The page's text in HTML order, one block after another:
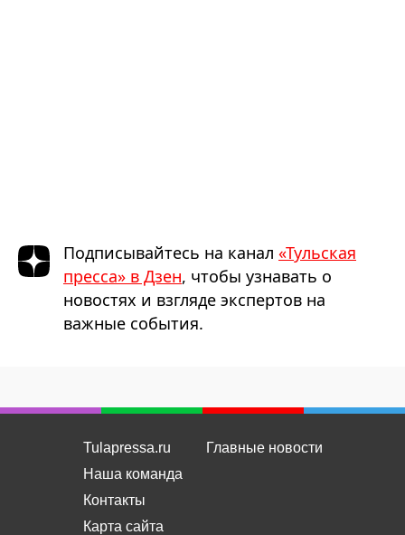
Подписывайтесь на канал «Тульская
пресса» в Дзен, чтобы узнавать о
новостях и взгляде экспертов на
важные события.
Tulapressa.ru
Наша команда
Контакты
Карта сайта
Главные новости